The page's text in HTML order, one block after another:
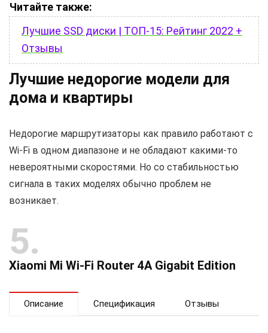
Читайте также:
Лучшие SSD диски | ТОП-15: Рейтинг 2022 +
Отзывы
Лучшие недорогие модели для
дома и квартиры
Недорогие маршрутизаторы как правило работают с
Wi-Fi в одном диапазоне и не обладают какими-то
невероятными скоростями. Но со стабильностью
сигнала в таких моделях обычно проблем не
возникает.
5
Xiaomi Mi Wi-Fi Router 4A Gigabit Edition
Описание Спецификация Отзывы